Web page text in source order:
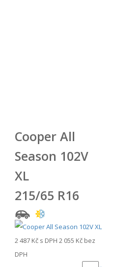
Cooper All
Season 102V
XL
215/65 R16
2 487 Kč s DPH 2 055 Kč bez
DPH